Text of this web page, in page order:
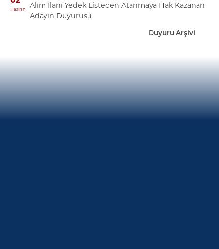
Haziran
Alım İlanı Yedek Listeden Atanmaya Hak Kazanan
Adayın Duyurusu
Duyuru Arşivi